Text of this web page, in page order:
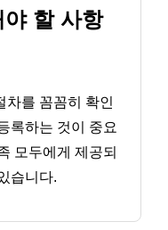
할 사항
차를 꼼꼼히 확인
록하는 것이 중요
모두에게 제공되
습니다.